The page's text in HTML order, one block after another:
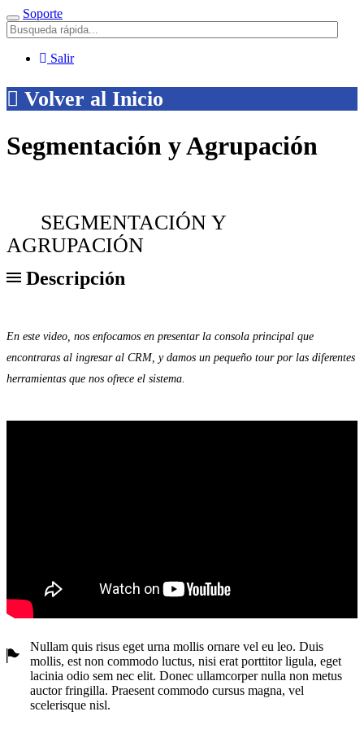
Menú
Soporte
Salir
Volver al Inicio
Segmentación y Agrupación
SEGMENTACIÓN Y
AGRUPACIÓN
Descripción
En este video, nos enfocamos en presentar la consola principal que
encontraras al ingresar al CRM, y damos un pequeño tour por las diferentes
herramientas que nos ofrece el sistema.
Nullam quis risus eget urna mollis ornare vel eu leo. Duis
mollis, est non commodo luctus, nisi erat porttitor ligula, eget
lacinia odio sem nec elit. Donec ullamcorper nulla non metus
auctor fringilla. Praesent commodo cursus magna, vel
scelerisque nisl.